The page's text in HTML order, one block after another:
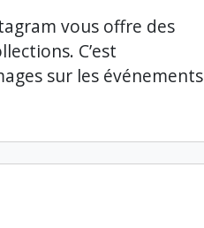
vous offre des
C’est
sur les événements